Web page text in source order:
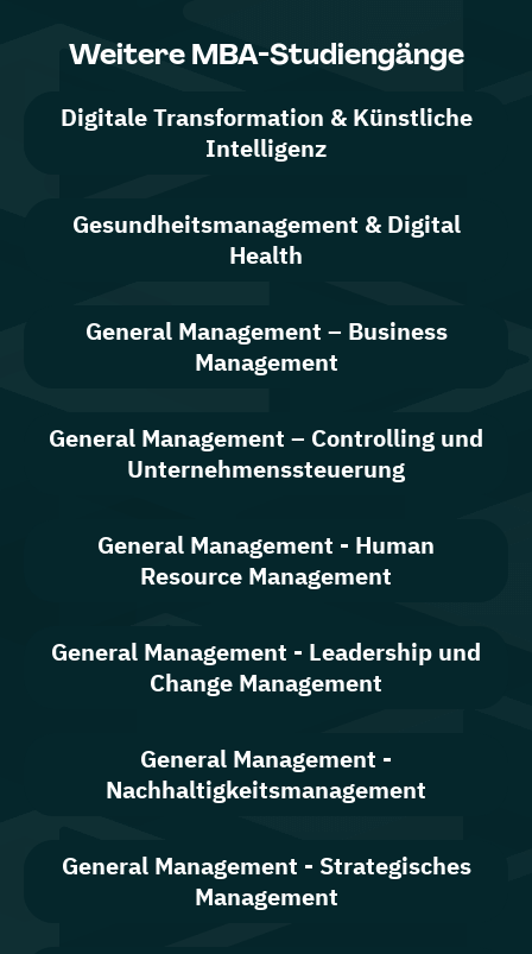
Weitere MBA-Studiengänge
Digitale Transformation & Künstliche
Intelligenz
Gesundheitsmanagement & Digital
Health
General Management – Business
Management
General Management – Controlling und
Unternehmenssteuerung
General Management - Human
Resource Management
General Management - Leadership und
Change Management
General Management -
Nachhaltigkeitsmanagement
General Management - Strategisches
Management